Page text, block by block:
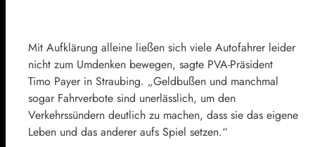
Mit Aufklärung alleine ließen sich viele Autofahrer leider
nicht zum Umdenken bewegen, sagte PVA-Präsident
Timo Payer in Straubing. „Geldbußen und manchmal
sogar Fahrverbote sind unerlässlich, um den
Verkehrssündern deutlich zu machen, dass sie das eigene
Leben und das anderer aufs Spiel setzen.“